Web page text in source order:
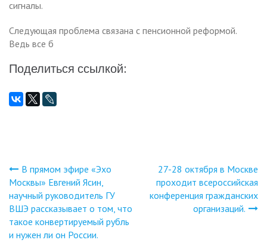
сигналы.
Следующая проблема связана с пенсионной реформой.
Ведь все б
Поделиться ссылкой:
Навигация
по
записям
В прямом эфире «Эхо
Москвы» Евгений Ясин,
научный руководитель ГУ
ВШЭ рассказывает о том, что
такое конвертируемый рубль
и нужен ли он России.
27-28 октября в Москве
проходит всероссийская
конференция гражданских
организаций.